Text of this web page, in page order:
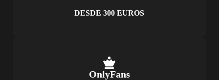
DESDE 300 EUROS
OnlyFans